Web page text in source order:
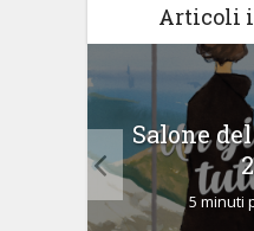
Articoli
Salone
5 minuti